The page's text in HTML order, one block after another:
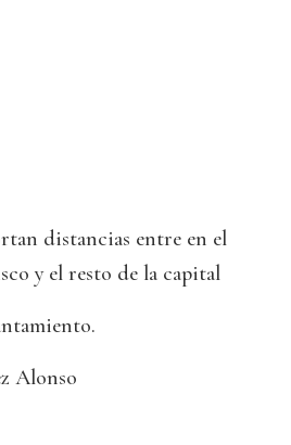
distancias entre en el
y el resto de la capital
Alonso